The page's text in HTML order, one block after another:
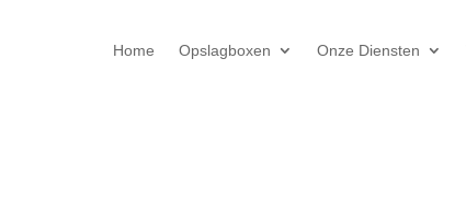
Home Opslagboxen Onze Diensten